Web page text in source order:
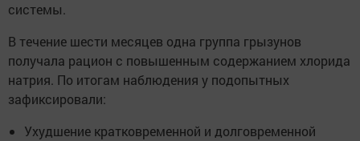
системы.
В течение шести месяцев одна группа грызунов
получала рацион с повышенным содержанием хлорида
натрия. По итогам наблюдения у подопытных
зафиксировали:
Ухудшение кратковременной и долговременной